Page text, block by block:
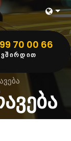
70 00 66